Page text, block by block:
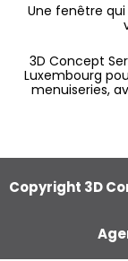
Une fenêtre
3D Concept
Luxembourg
menuiseries,
Copyright 3D